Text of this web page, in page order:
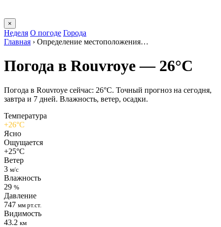
×
Неделя О погоде Города
Главная › Определение местоположения…
Погода в Rouvroyе — 26°C
Погода в Rouvroyе сейчас: 26°C. Точный прогноз на сегодня,
завтра и 7 дней. Влажность, ветер, осадки.
Температура
+26°C
Ясно
Ощущается
+25°C
Ветер
3 м/с
Влажность
29 %
Давление
747 мм рт.ст.
Видимость
43.2 км